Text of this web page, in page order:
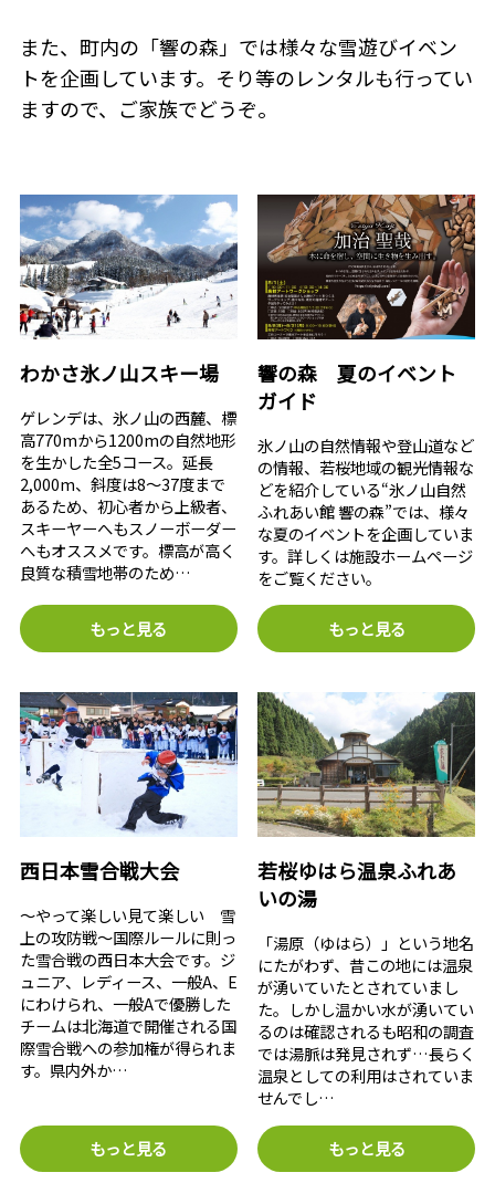
また、町内の「響の森」では様々な雪遊びイベン
トを企画しています。そり等のレンタルも行ってい
ますので、ご家族でどうぞ。
わかさ氷ノ山スキー場
ゲレンデは、氷ノ山の西麓、標
高770mから1200mの自然地形
を生かした全5コース。延長
2,000m、斜度は8～37度まで
あるため、初心者から上級者、
スキーヤーへもスノーボーダー
へもオススメです。標高が高く
良質な積雪地帯のため…
もっと見る
響の森 夏のイベント
ガイド
氷ノ山の自然情報や登山道など
の情報、若桜地域の観光情報な
どを紹介している“氷ノ山自然
ふれあい館 響の森”では、様々
な夏のイベントを企画していま
す。詳しくは施設ホームページ
をご覧ください。
もっと見る
西日本雪合戦大会
～やって楽しい見て楽しい 雪
上の攻防戦～国際ルールに則っ
た雪合戦の西日本大会です。ジ
ュニア、レディース、一般A、E
にわけられ、一般Aで優勝した
チームは北海道で開催される国
際雪合戦への参加権が得られま
す。県内外か…
もっと見る
若桜ゆはら温泉ふれあ
いの湯
「湯原（ゆはら）」という地名
にたがわず、昔この地には温泉
が湧いていたとされていまし
た。しかし温かい水が湧いてい
るのは確認されるも昭和の調査
では湯脈は発見されず…長らく
温泉としての利用はされていま
せんでし…
もっと見る